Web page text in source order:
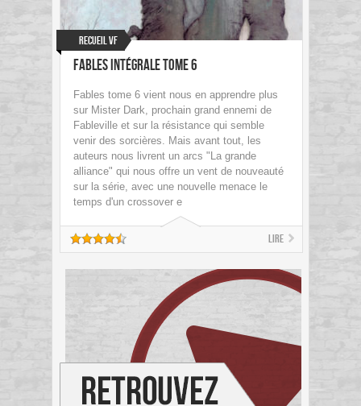
Recueil VF
Fables Intégrale Tome 6
Fables tome 6 vient nous en apprendre plus
sur Mister Dark, prochain grand ennemi de
Fableville et sur la résistance qui semble
venir des sorcières. Mais avant tout, les
auteurs nous livrent un arcs "La grande
alliance" qui nous offre un vent de nouveauté
sur la série, avec une nouvelle menace le
temps d'un crossover e
Lire